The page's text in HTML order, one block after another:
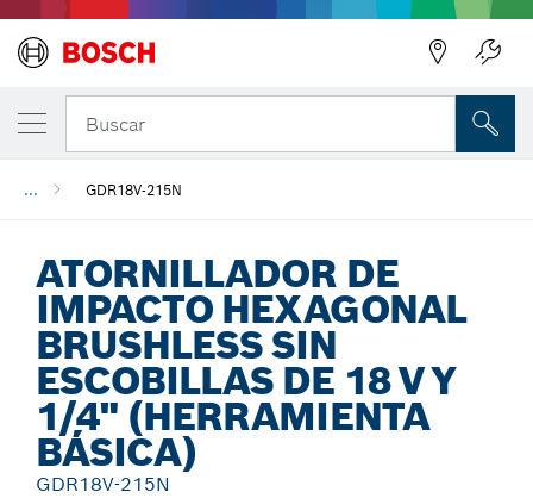
Buscar
... GDR18V-215N
ATORNILLADOR DE
IMPACTO HEXAGONAL
BRUSHLESS SIN
ESCOBILLAS DE 18 V Y
1/4" (HERRAMIENTA
BÁSICA)
GDR18V-215N